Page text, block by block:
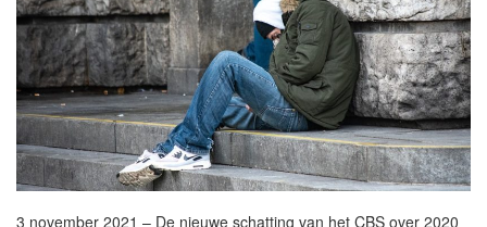
3 november 2021 – De nieuwe schatting van het CBS over 2020